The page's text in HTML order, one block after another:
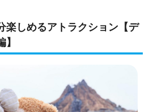
楽しめるアトラクション【デ